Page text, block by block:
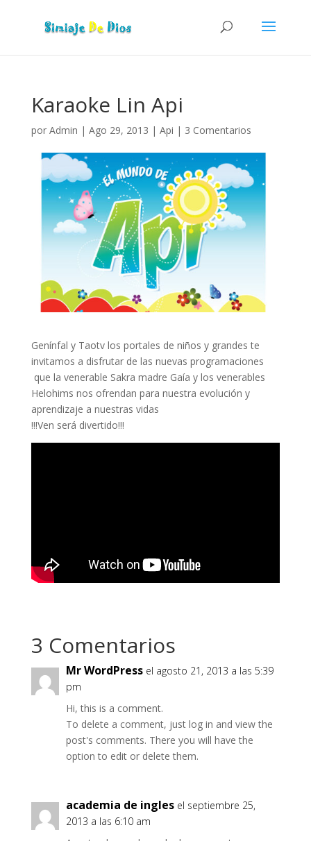
Karaoke Lin Api
por Admin | Ago 29, 2013 | Api | 3 Comentarios
Genínfal y Taotv los portales de niños y grandes te
invitamos a disfrutar de las nuevas programaciones
que la venerable Sakra madre Gaía y los venerables
Helohims nos ofrendan para nuestra evolución y
aprendizaje a nuestras vidas
!!!Ven será divertido!!!
3 Comentarios
Mr WordPress el agosto 21, 2013 a las 5:39
pm
Hi, this is a comment.
To delete a comment, just log in and view the
post's comments. There you will have the
option to edit or delete them.
academia de ingles el septiembre 25,
2013 a las 6:10 am